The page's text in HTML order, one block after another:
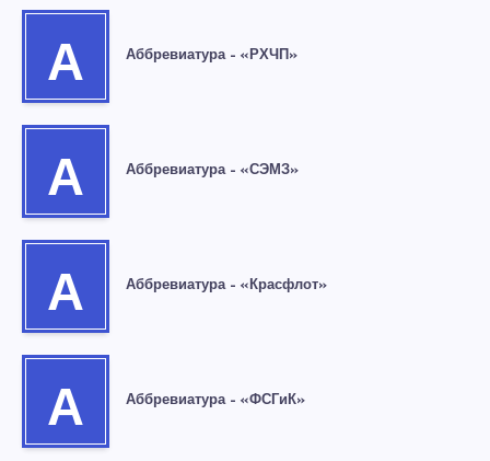
А Аббревиатура – «РХЧП»
А Аббревиатура – «СЭМЗ»
А Аббревиатура – «Красфлот»
А Аббревиатура – «ФСГиК»